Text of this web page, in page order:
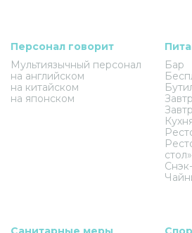
Персонал говорит
Мультиязычный персонал
на английском
на китайском
на японском
Бар